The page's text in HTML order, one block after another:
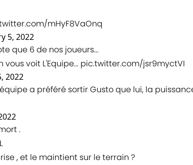
mHyF8VaOnq
5, 2022
que 6 de nos joueurs...
voit L'Equipe... pic.twitter.com/jsr9myctVI
2022
a préféré sortir Gusto que lui, la
.
, et le maintient sur le terrain ?